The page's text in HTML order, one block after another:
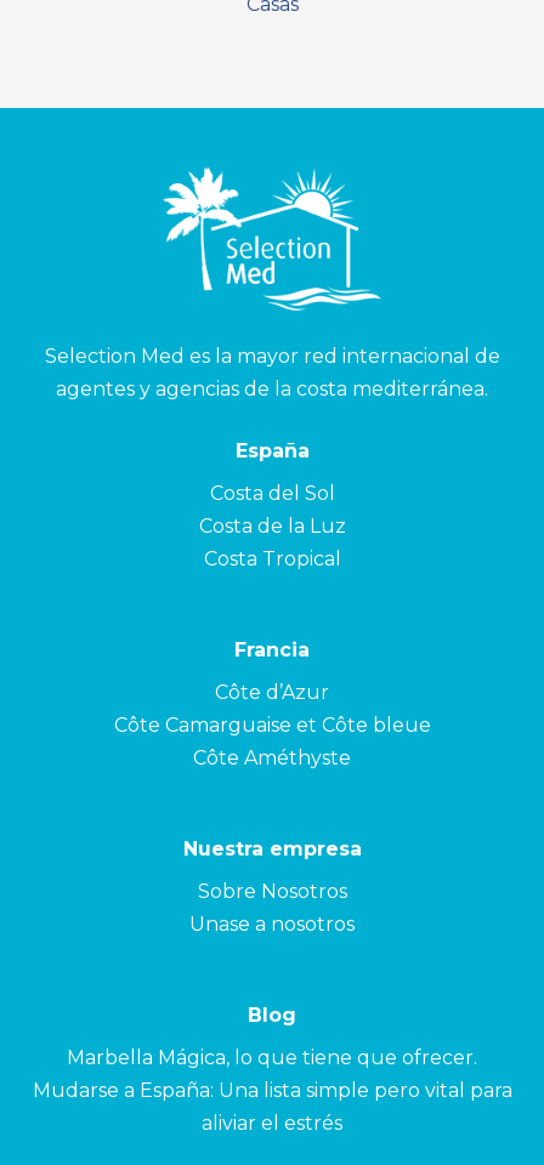
Selection Med es la mayor red internacional de
agentes y agencias de la costa mediterránea.
España
Costa del Sol
Costa de la Luz
Costa Tropical
Francia
Côte d’Azur
Côte Camarguaise et Côte bleue
Côte Améthyste
Nuestra empresa
Sobre Nosotros
Unase a nosotros
Blog
Marbella Mágica, lo que tiene que ofrecer.
Mudarse a España: Una lista simple pero vital para
aliviar el estrés